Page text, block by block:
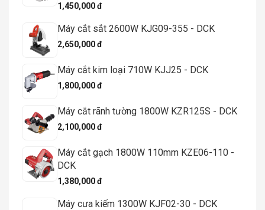
1,450,000 đ
Máy cắt sắt 2600W KJG09-355 - DCK
2,650,000 đ
Máy cắt kim loại 710W KJJ25 - DCK
1,800,000 đ
Máy cắt rãnh tường 1800W KZR125S - DCK
2,100,000 đ
Máy cắt gạch 1800W 110mm KZE06-110 -
DCK
1,380,000 đ
Máy cưa kiếm 1300W KJF02-30 - DCK